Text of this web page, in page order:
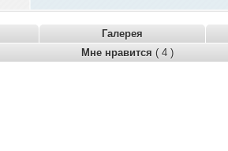
Галерея
Мне нравится ( 4 )